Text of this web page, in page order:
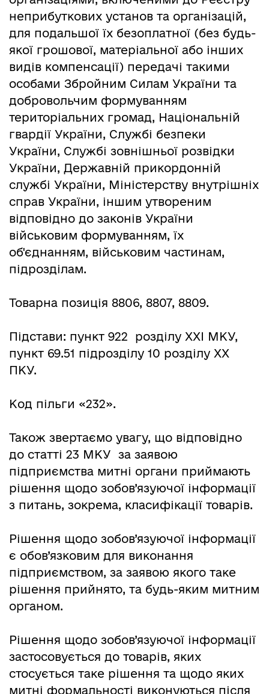
неприбуткових установ та організацій,
для подальшої їх безоплатної (без будь-
якої грошової, матеріальної або інших
видів компенсації) передачі такими
особами Збройним Силам України та
добровольчим формуванням
територіальних громад, Національній
гвардії України, Службі безпеки
України, Службі зовнішньої розвідки
України, Державній прикордонній
службі України, Міністерству внутрішніх
справ України, іншим утвореним
відповідно до законів України
військовим формуванням, їх
об'єднанням, військовим частинам,
підрозділам.
Товарна позиція 8806, 8807, 8809.
Підстави: пункт 922 розділу ХХІ МКУ,
пункт 69.51 підрозділу 10 розділу ХХ
ПКУ.
Код пільги «232».
Також звертаємо увагу, що відповідно
до статті 23 МКУ за заявою
підприємства митні органи приймають
рішення щодо зобов’язуючої інформації
з питань, зокрема, класифікації товарів.
Рішення щодо зобов’язуючої інформації
є обов’язковим для виконання
підприємством, за заявою якого таке
рішення прийнято, та будь-яким митним
органом.
Рішення щодо зобов’язуючої інформації
застосовується до товарів, яких
стосується таке рішення та щодо яких
митні формальності виконуються після